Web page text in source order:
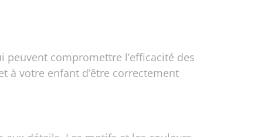
compromettre l’efficacité des
à votre enfant d’être correctement